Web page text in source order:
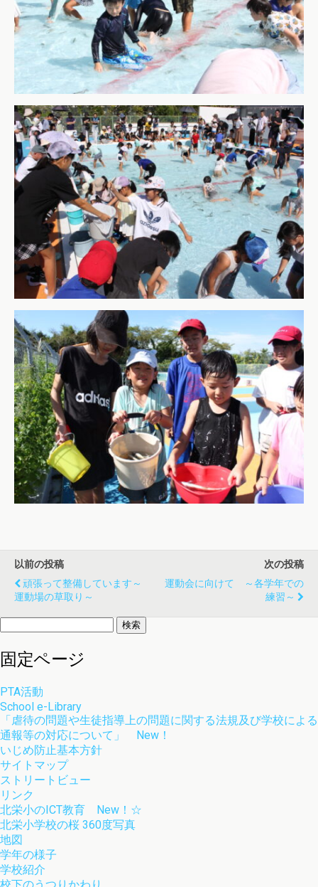
以前の投稿
頑張って整備しています～
運動場の草取り～
次の投稿
運動会に向けて ～各学年での
練習～
検
固定ページ
PTA活動
School e-Library
「虐待の問題や生徒指導上の問題に関する法規及び学校による
通報等の対応について」 New！
いじめ防止基本方針
サイトマップ
ストリートビュー
リンク
北栄小のICT教育 New！☆
北栄小学校の桜 360度写真
地図
学年の様子
学校紹介